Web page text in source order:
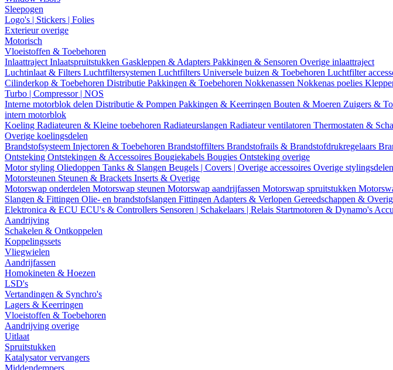
Sleepogen
Logo's | Stickers | Folies
Exterieur overige
Motorisch
Vloeistoffen & Toebehoren
Inlaattraject Inlaatspruitstukken Gaskleppen & Adapters Pakkingen & Sensoren Overige inlaattraject
Luchtinlaat & Filters Luchtfiltersystemen Luchtfilters Universele buizen & Toebehoren Luchtfilter
Cilinderkop & Toebehoren Distributie Pakkingen & Toebehoren Nokkenassen Nokkenas poelies
Turbo | Compressor | NOS
Interne motorblok delen Distributie & Pompen Pakkingen & Keerringen Bouten & Moeren Zuigers &
intern motorblok
Koeling Radiateuren & Kleine toebehoren Radiateurslangen Radiateur ventilatoren Thermostaten &
Overige koelingsdelen
Brandstofsysteem Injectoren & Toebehoren Brandstoffilters Brandstofrails & Brandstofdrukregelaars
Ontsteking Ontstekingen & Accessoires Bougiekabels Bougies Ontsteking overige
Motor styling Oliedoppen Tanks & Slangen Beugels | Covers | Overige accessoires Overige stylingsdelen
Motorsteunen Steunen & Brackets Inserts & Overige
Motorswap onderdelen Motorswap steunen Motorswap aandrijfassen Motorswap spruitstukken
Slangen & Fittingen Olie- en brandstofslangen Fittingen Adapters & Verlopen Gereedschappen &
Elektronica & ECU ECU's & Controllers Sensoren | Schakelaars | Relais Startmotoren & Dynamo's
Aandrijving
Schakelen & Ontkoppelen
Koppelingssets
Vliegwielen
Aandrijfassen
Homokineten & Hoezen
LSD's
Vertandingen & Synchro's
Lagers & Keerringen
Vloeistoffen & Toebehoren
Aandrijving overige
Uitlaat
Spruitstukken
Katalysator vervangers
Middendempers